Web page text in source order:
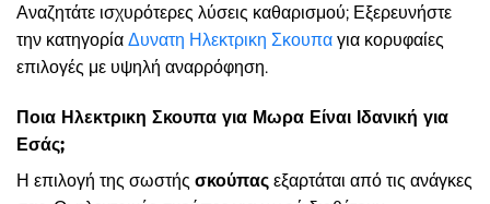
Αναζητάτε ισχυρότερες λύσεις καθαρισμού; Εξερευνήστε
την κατηγορία Δυνατη Ηλεκτρικη Σκουπα για κορυφαίες
επιλογές με υψηλή αναρρόφηση.
Ποια Ηλεκτρικη Σκουπα για Μωρα Είναι Ιδανική για
Εσάς;
Η επιλογή της σωστής σκούπας εξαρτάται από τις ανάγκες